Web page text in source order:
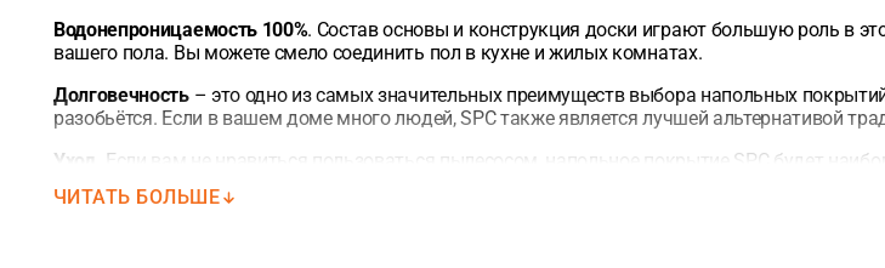
Водонепроницаемость 100%. Состав основы и конструкция доски играют большую роль в
вашего пола. Вы можете смело соединить пол в кухне и жилых комнатах.
Долговечность– это одно из самых значительных преимуществ выбора напольных
разобьётся. Если в вашем доме много людей, SPC также является лучшей альтернативой
Уход. Если вам не нравиться пользоваться пылесосом, напольное покрытие SPC будет
позволяет без опасений пользоваться швабрами с распылителем и другими жидкими
ЧИТАТЬ БОЛЬШЕ